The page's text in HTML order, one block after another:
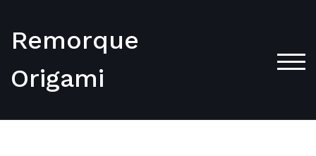
content
Remorque
Origami